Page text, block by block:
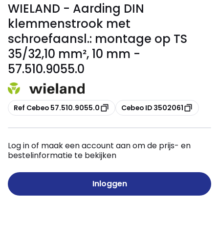
WIELAND - Aarding DIN
klemmenstrook met
schroefaansl.: montage op TS
35/32,10 mm², 10 mm -
57.510.9055.0
Kopiëren
Ref Cebeo 57.510.9055.0 Kopiëren
Cebeo ID 3502061
Log in of maak een account aan om de prijs- en
bestelinformatie te bekijken
Inloggen